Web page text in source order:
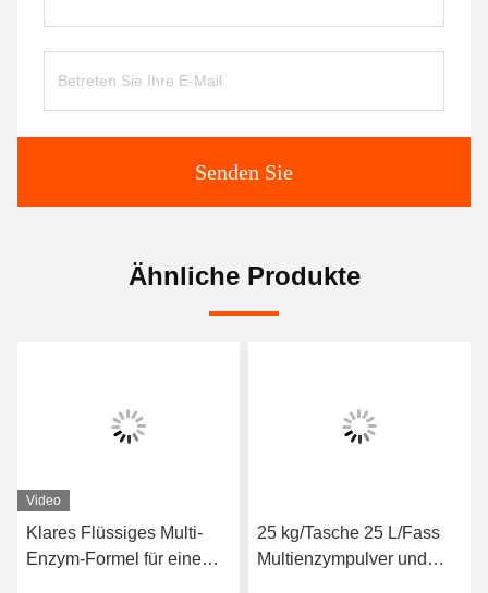
Senden Sie
Ähnliche Produkte
Video
Klares Flüssiges Multi-
Enzym-Formel für eine
25 kg/Tasche 25 L/Fass
Multienzympulver und